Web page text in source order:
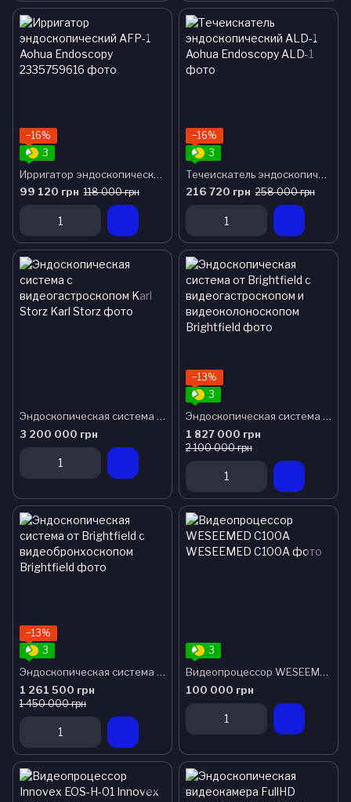
−16%
3
Ирригатор эндоскопический AFP-1 Aohua Endoscopy
99 120 грн 118 000 грн
−16%
3
Течеискатель эндоскопический ALD-1 Aohua Endoscopy
216 720 грн 258 000 грн
Эндоскопическая система с видеогастроскопом Karl Storz
3 200 000 грн
−13%
3
Эндоскопическая система от Brightfield с видеогастроскопом и видеоколоноскопом
1 827 000 грн
2 100 000 грн
−13%
3
Эндоскопическая система от Brightfield с видеобронхоскопом
1 261 500 грн
1 450 000 грн
3
Видеопроцессор WESEEMED С100А
100 000 грн